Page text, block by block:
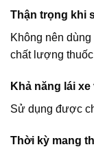
Thận trọng khi
Không nên
chất lượng
Khả năng lái
Sử dụng được
Thời kỳ mang